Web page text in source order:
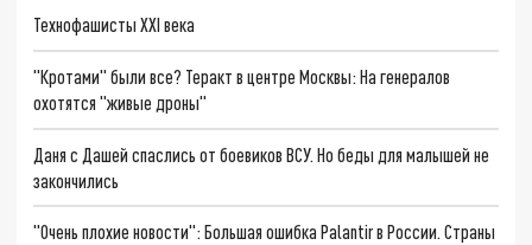
Технофашисты XXI века
"Кротами" были все? Теракт в центре Москвы: На генералов
охотятся "живые дроны"
Даня с Дашей спаслись от боевиков ВСУ. Но беды для малышей не
закончились
"Очень плохие новости": Большая ошибка Palantir в России. Страны